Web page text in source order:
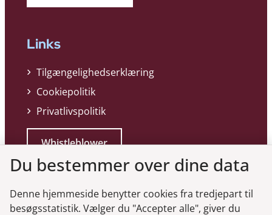
Links
Tilgængelighedserklæring
Cookiepolitik
Privatlivspolitik
Whistleblower
Du bestemmer over dine data
Denne hjemmeside benytter cookies fra tredjepart til
besøgsstatistik. Vælger du "Accepter alle", giver du